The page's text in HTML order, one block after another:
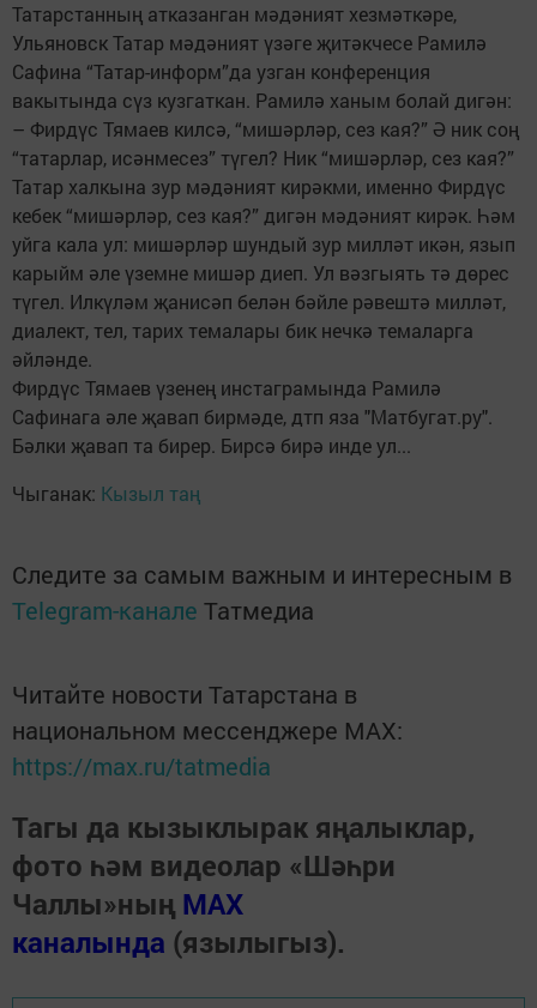
Татарстанның атказанган мәдәният хезмәткәре,
Ульяновск Татар мәдәният үзәге җитәкчесе Рамилә
Сафина “Татар-информ”да узган конференция
вакытында сүз кузгаткан. Рамилә ханым болай дигән:
– Фирдүс Тямаев килсә, “мишәрләр, сез кая?” Ә ник соң
“татарлар, исәнмесез” түгел? Ник “мишәрләр, сез кая?”
Татар халкына зур мәдәният кирәкми, именно Фирдүс
кебек “мишәрләр, сез кая?” дигән мәдәният кирәк. Һәм
уйга кала ул: мишәрләр шундый зур милләт икән, язып
карыйм әле үземне мишәр диеп. Ул вәзгыять тә дөрес
түгел. Илкүләм җанисәп белән бәйле рәвештә милләт,
диалект, тел, тарих темалары бик нечкә темаларга
әйләнде.
Фирдүс Тямаев үзенең инстаграмында Рамилә
Сафинага әле җавап бирмәде, дтп яза "Матбугат.ру".
Бәлки җавап та бирер. Бирсә бирә инде ул...
Чыганак: Кызыл таң
Следите за самым важным и интересным в
Telegram-канале Татмедиа
Читайте новости Татарстана в
национальном мессенджере MАХ:
https://max.ru/tatmedia
Тагы да кызыклырак яңалыклар,
фото һәм видеолар «Шәһри
Чаллы»ның MAX
каналында (язылыгыз).